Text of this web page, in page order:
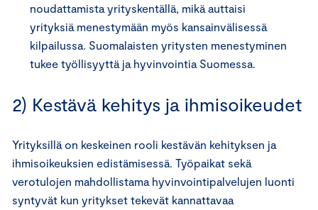
noudattamista yrityskentällä, mikä auttaisi
yrityksiä menestymään myös kansainvälisessä
kilpailussa. Suomalaisten yritysten menestyminen
tukee työllisyyttä ja hyvinvointia Suomessa.
2) Kestävä kehitys ja ihmisoikeudet
Yrityksillä on keskeinen rooli kestävän kehityksen ja
ihmisoikeuksien edistämisessä. Työpaikat sekä
verotulojen mahdollistama hyvinvointipalvelujen luonti
syntyvät kun yritykset tekevät kannattavaa